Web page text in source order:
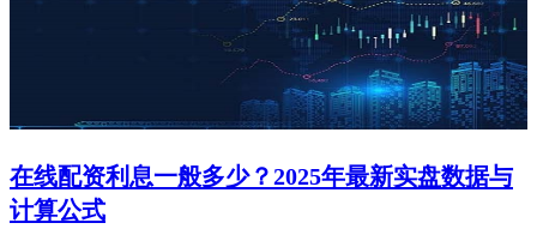
在线配资利息一般多少？2025年最新实盘数据与
计算公式